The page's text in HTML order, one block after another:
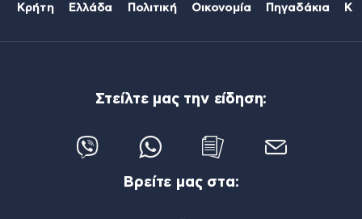
Κρήτη Ελλάδα Πολιτική Οικονομία Πηγαδάκια
Στείλτε μας την είδηση:
Βρείτε μας στα: